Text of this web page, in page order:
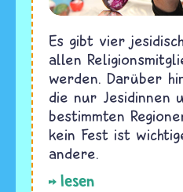
Es gibt vier
allen
werden. Darüber
die nur Jesidinnen
bestimmten
kein Fest ist
andere.
lesen